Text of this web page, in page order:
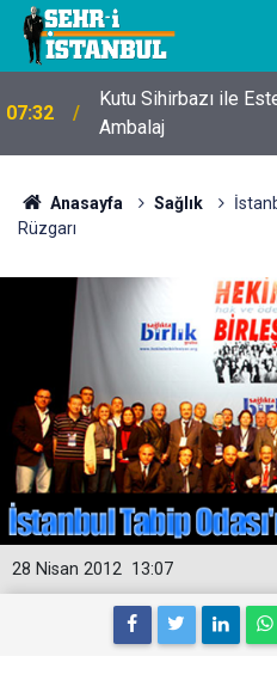
07:32
Kutu Sihirbazı ile
Ambalaj
Anasayfa Sağlık
Rüzgarı
13:07
28 Nisan 2012